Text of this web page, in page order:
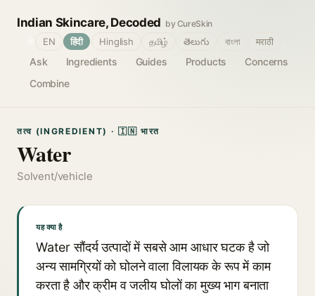
Indian Skincare, Decoded by CureSkin
Ask Ingredients Guides Products
Concerns
Combine
EN हिंदी Hinglish தமிழ் తెలుగు বাংলা मराठी
तत्व (INGREDIENT) · 🇮🇳 भारत
Water
Solvent/vehicle
यह क्या है
Water सौंदर्य उत्पादों में सबसे आम आधार घटक है जो
अन्य सामग्रियों को घोलने वाला विलायक के रूप में काम
करता है और क्रीम व जलीय घोलों का मुख्य भाग बनाता